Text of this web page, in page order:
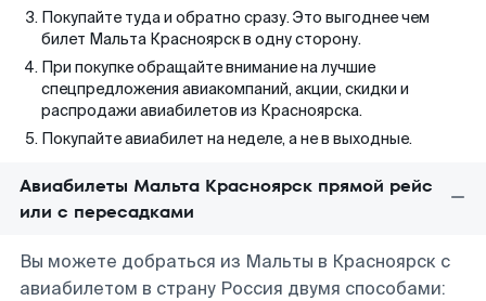
Покупайте туда и обратно сразу. Это выгоднее чем
билет Мальта Красноярск в одну сторону.
При покупке обращайте внимание на лучшие
спецпредложения авиакомпаний, акции, скидки и
распродажи авиабилетов из Красноярска.
Покупайте авиабилет на неделе, а не в выходные.
Авиабилеты Мальта Красноярск прямой рейс
или с пересадками
Вы можете добраться из Мальты в Красноярск с
авиабилетом в страну Россия двумя способами: